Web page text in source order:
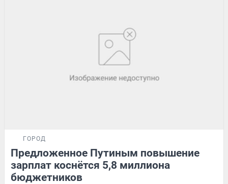
ГОРОД
Предложенное Путиным повышение
зарплат коснётся 5,8 миллиона
бюджетников